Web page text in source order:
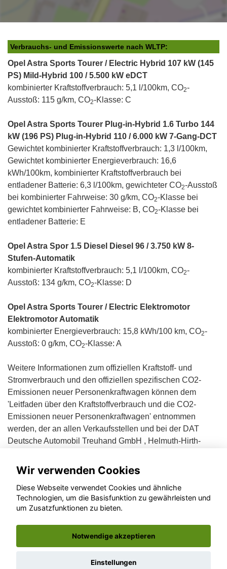
Verbrauchs- und Emissionswerte nach WLTP:
Opel Astra Sports Tourer / Electric Hybrid 107 kW (145
PS) Mild-Hybrid 100 / 5.500 kW eDCT
kombinierter Kraftstoffverbrauch: 5,1 l/100km, CO2-
Ausstoß: 115 g/km, CO2-Klasse: C
Opel Astra Sports Tourer Plug-in-Hybrid 1.6 Turbo 144
kW (196 PS) Plug-in-Hybrid 110 / 6.000 kW 7-Gang-DCT
Gewichtet kombinierter Kraftstoffverbrauch: 1,3 l/100km,
Gewichtet kombinierter Energieverbrauch: 16,6
kWh/100km, kombinierter Kraftstoffverbrauch bei
entladener Batterie: 6,3 l/100km, gewichteter CO2-Ausstoß
bei kombinierter Fahrweise: 30 g/km, CO2-Klasse bei
gewichtet kombinierter Fahrweise: B, CO2-Klasse bei
entladener Batterie: E
Opel Astra Spor 1.5 Diesel Diesel 96 / 3.750 kW 8-
Stufen-Automatik
kombinierter Kraftstoffverbrauch: 5,1 l/100km, CO2-
Ausstoß: 134 g/km, CO2-Klasse: D
Opel Astra Sports Tourer / Electric Elektromotor
Elektromotor Automatik
kombinierter Energieverbrauch: 15,8 kWh/100 km, CO2-
Ausstoß: 0 g/km, CO2-Klasse: A
Weitere Informationen zum offiziellen Kraftstoff- und
Stromverbrauch und den offiziellen spezifischen CO2-
Emissionen neuer Personenkraftwagen können dem
'Leitfaden über den Kraftstoffverbrauch und die CO2-
Emissionen neuer Personenkraftwagen' entnommen
werden, der an allen Verkaufsstellen und bei der DAT
Deutsche Automobil Treuhand GmbH , Helmuth-Hirth-
© konjunkturmotor.de GmbH 2020 - 2026
Wir verwenden Cookies
Diese Webseite verwendet Cookies und ähnliche
Technologien, um die Basisfunktion zu gewährleisten und
um Zusatzfunktionen zu bieten.
Notwendige akzeptieren
Einstellungen